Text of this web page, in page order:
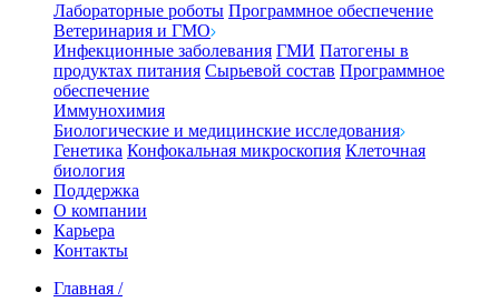
Лабораторные роботы Программное обеспечение
Ветеринария и ГМО
Инфекционные заболевания ГМИ Патогены в
продуктах питания Сырьевой состав Программное
обеспечение
Иммунохимия
Биологические и медицинские исследования
Генетика Конфокальная микроскопия Клеточная
биология
Поддержка
О компании
Карьера
Контакты
Главная /